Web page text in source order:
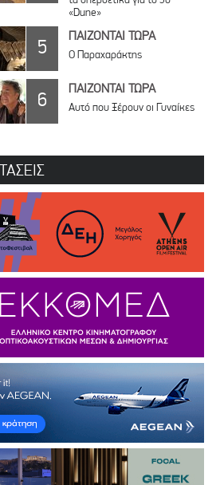
«Dune»
5 ΠΑΙΖΟΝΤΑΙ ΤΩΡΑ
Ο Παραχαράκτης
6 ΠΑΙΖΟΝΤΑΙ ΤΩΡΑ
Αυτό που Ξέρουν οι Γυναίκες